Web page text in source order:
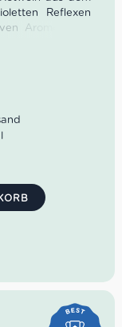
Reflexen
Aromen von
sich vollmundig,
Tanninen und
Primitivo di
samtige